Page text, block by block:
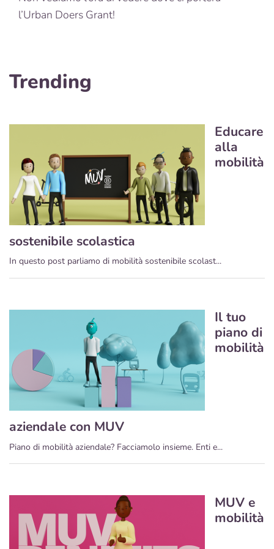
l’Urban Doers Grant!
Trending
Educare
alla
mobilità
sostenibile scolastica
In questo post parliamo di mobilità sostenibile scolast...
Il tuo
piano di
mobilità
aziendale con MUV
Piano di mobilità aziendale? Facciamolo insieme. Enti e...
MUV e
mobilità